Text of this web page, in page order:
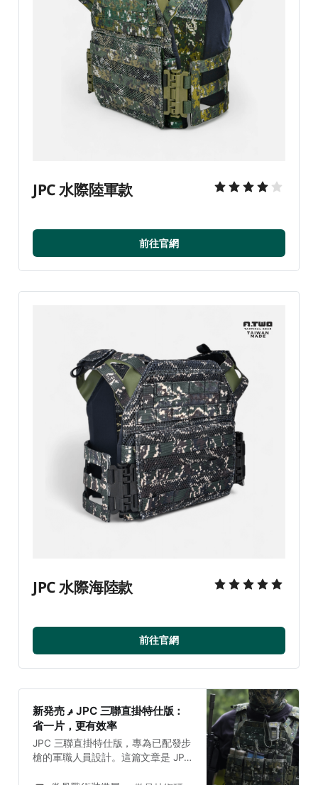
JPC 水際陸軍款
前往官網
JPC 水際海陸款
前往官網
新発売 ޘ JPC 三聯直掛特仕版：
省一片，更有效率
JPC 三聯直掛特仕版，專為已配發步
槍的軍職人員設計。這篇文章是 JPC